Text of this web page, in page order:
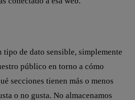
de dato sensible, simplemente
público en torno a cómo
secciones tienen más o menos
o no gusta. No almacenamos